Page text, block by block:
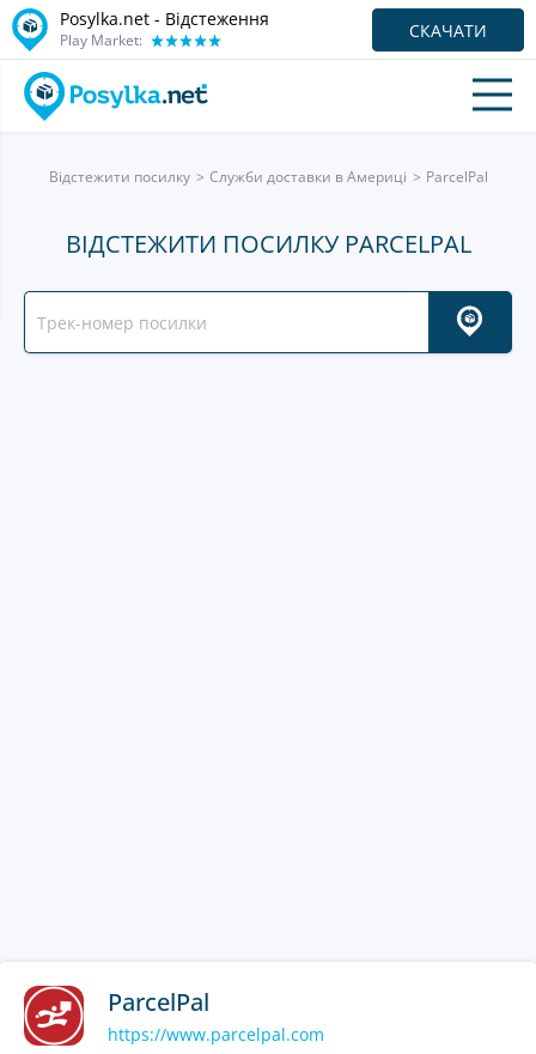
Posylka.net - Відстеження
Play Market: СКАЧАТИ
Відстежити посилку Служби доставки в Америці ParcelPal
ВІДСТЕЖИТИ ПОСИЛКУ PARCELPAL
ParcelPal
https://www.parcelpal.com